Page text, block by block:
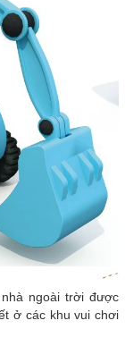
ngoài trời được
ở các khu vui chơi